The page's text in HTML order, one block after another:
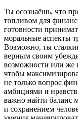
Ты осознаёшь, что
топливом для
готовности
моральные аспекты
Возможно, ты
верным своим
возможности или же
чтобы
не только вопрос
амбициями и
важно найти баланс
и сохранением